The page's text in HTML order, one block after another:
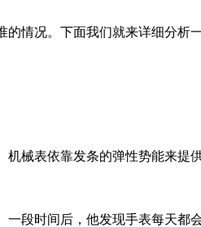
情况。下面我们就来详细分析
械表依靠发条的弹性势能来提
段时间后，他发现手表每天都